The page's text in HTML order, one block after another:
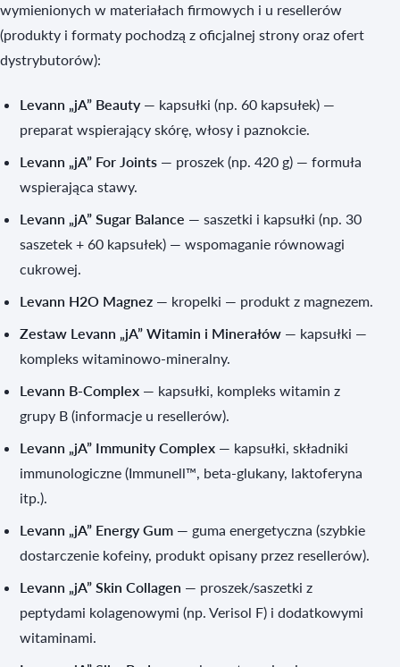
wymienionych w materiałach firmowych i u resellerów
(produkty i formaty pochodzą z oficjalnej strony oraz ofert
dystrybutorów):
Levann „jA” Beauty — kapsułki (np. 60 kapsułek) —
preparat wspierający skórę, włosy i paznokcie.
Levann „jA” For Joints — proszek (np. 420 g) — formuła
wspierająca stawy.
Levann „jA” Sugar Balance — saszetki i kapsułki (np. 30
saszetek + 60 kapsułek) — wspomaganie równowagi
cukrowej.
Levann H2O Magnez — kropelki — produkt z magnezem.
Zestaw Levann „jA” Witamin i Minerałów — kapsułki —
kompleks witaminowo‑mineralny.
Levann B‑Complex — kapsułki, kompleks witamin z
grupy B (informacje u resellerów).
Levann „jA” Immunity Complex — kapsułki, składniki
immunologiczne (Immunell™, beta‑glukany, laktoferyna
itp.).
Levann „jA” Energy Gum — guma energetyczna (szybkie
dostarczenie kofeiny, produkt opisany przez resellerów).
Levann „jA” Skin Collagen — proszek/saszetki z
peptydami kolagenowymi (np. Verisol F) i dodatkowymi
witaminami.